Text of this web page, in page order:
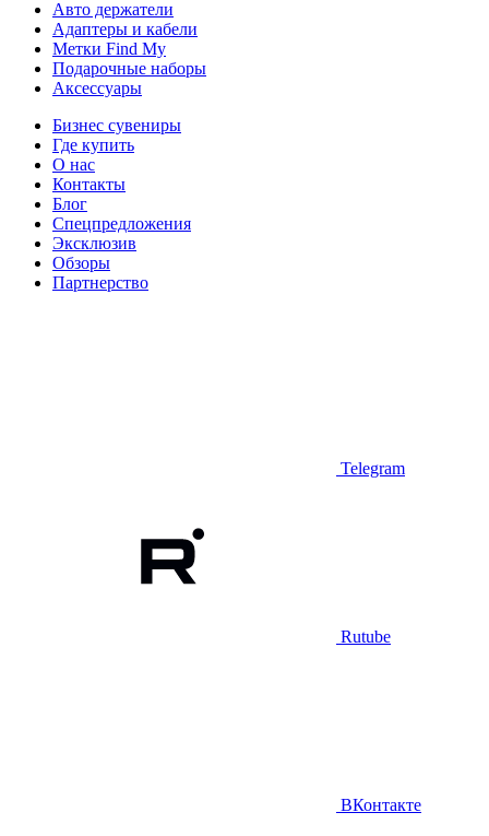
Авто держатели
Адаптеры и кабели
Метки Find My
Подарочные наборы
Аксессуары
Бизнес сувениры
Где купить
О нас
Контакты
Блог
Спецпредложения
Эксклюзив
Обзоры
Партнерство
Telegram
Rutube
ВКонтакте